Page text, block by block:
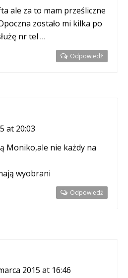
ale za to mam prześliczne
zostało mi kilka po
nr tel …
Odpowiedź
at 20:03
Moniko,ale nie każdy na
wyobrani
Odpowiedź
2015 at 16:46